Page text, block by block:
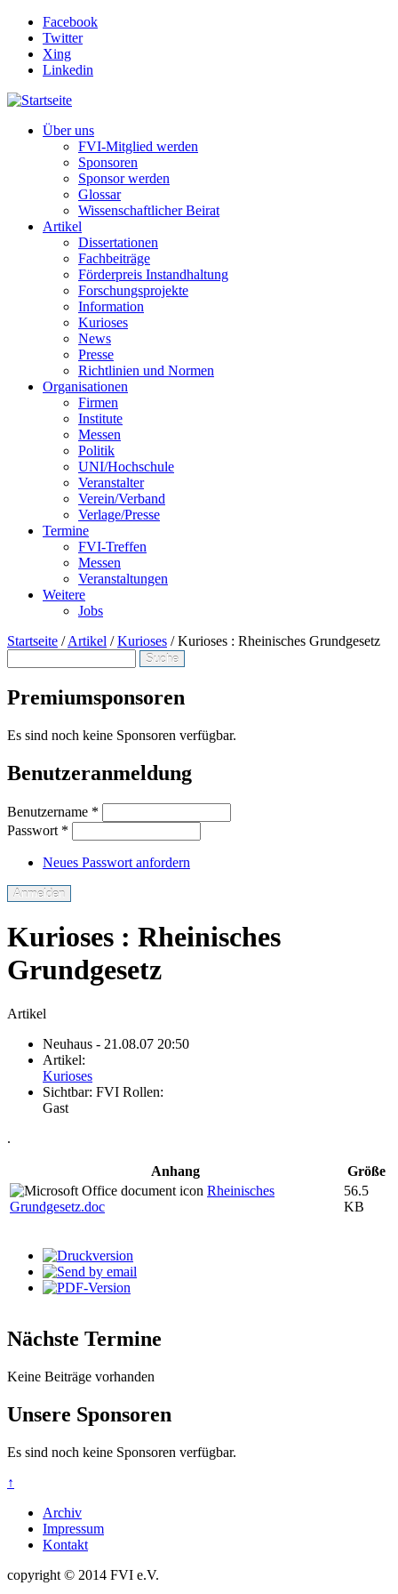
Direkt zum Inhalt
Facebook
Twitter
Xing
Linkedin
Über uns
FVI-Mitglied werden
Sponsoren
Sponsor werden
Glossar
Wissenschaftlicher Beirat
Artikel
Dissertationen
Fachbeiträge
Förderpreis Instandhaltung
Forschungsprojekte
Information
Kurioses
News
Presse
Richtlinien und Normen
Organisationen
Firmen
Institute
Messen
Politik
UNI/Hochschule
Veranstalter
Verein/Verband
Verlage/Presse
Termine
FVI-Treffen
Messen
Veranstaltungen
Weitere
Jobs
Startseite /Artikel /Kurioses /Kurioses : Rheinisches Grundgesetz
Premiumsponsoren
Es sind noch keine Sponsoren verfügbar.
Benutzeranmeldung
Benutzername *
Passwort *
Neues Passwort anfordern
Kurioses : Rheinisches
Grundgesetz
Artikel
Neuhaus - 21.08.07 20:50
Artikel:
Kurioses
Sichtbar: FVI Rollen:
Gast
.
Anhang
Größe
Rheinisches
Grundgesetz.doc
56.5
KB
Nächste Termine
Keine Beiträge vorhanden
Unsere Sponsoren
Es sind noch keine Sponsoren verfügbar.
↑
Archiv
Impressum
Kontakt
copyright © 2014 FVI e.V.